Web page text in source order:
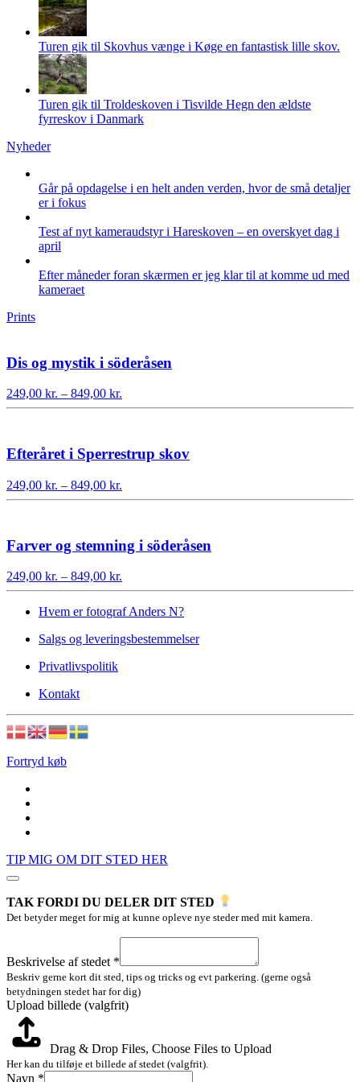
Turen gik til Skovhus vænge i Køge en fantastisk lille skov.
Turen gik til Troldeskoven i Tisvilde Hegn den ældste
fyrreskov i Danmark
Nyheder
Går på opdagelse i en helt anden verden, hvor de små detaljer
er i fokus
Test af nyt kameraudstyr i Hareskoven – en overskyet dag i
april
Efter måneder foran skærmen er jeg klar til at komme ud med
kameraet
Prints
Dis og mystik i söderåsen
249,00 kr. – 849,00 kr.
249,00 kr.
Efteråret i Sperrestrup skov
249,00 kr. – 849,00 kr.
249,00 kr.
Farver og stemning i söderåsen
249,00 kr. – 849,00 kr.
249,00 kr.
til
849,00 kr.
Hvem er fotograf Anders N?
Salgs og leveringsbestemmelser
Privatlivspolitik
Kontakt
Fortryd køb
TIP MIG OM DIT STED HER
TAK FORDI DU DELER DIT STED
Det betyder meget for mig at kunne opleve nye steder med mit kamera.
Navn
(valgfrit)
Beskrivelse af stedet *
Beskriv gerne kort dit sted, tips og tricks og evt parkering. (gerne også
betydningen stedet har for dig)
Upload billede (valgfrit)
Drag & Drop Files, Choose Files to Upload
Her kan du tilføje et billede af stedet (valgfrit).
Navn *